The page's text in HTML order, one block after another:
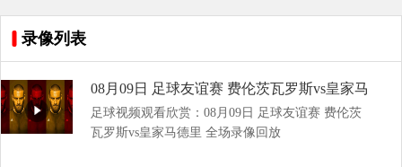
录像列表
08月09日 足球友谊赛 费伦茨瓦罗斯vs皇家马
德里 全场录像回放
足球视频观看欣赏：08月09日 足球友谊赛 费伦茨
瓦罗斯vs皇家马德里 全场录像回放